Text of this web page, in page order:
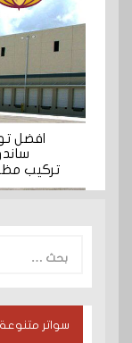
افضل
تركيب
عن:
سواتر متنوعة